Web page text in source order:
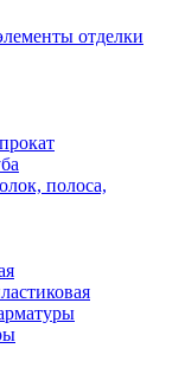
отделки
полоса,